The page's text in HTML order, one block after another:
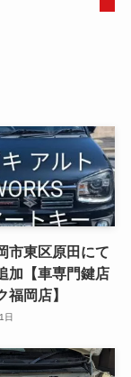
市東区原田にて
加【車専門鍵店
福岡店】
日